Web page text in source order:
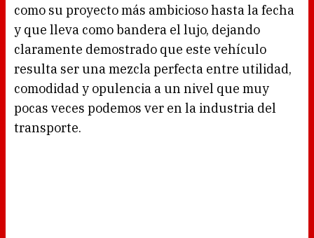
como su proyecto más ambicioso hasta la fecha
y que lleva como bandera el lujo, dejando
claramente demostrado que este vehículo
resulta ser una mezcla perfecta entre utilidad,
comodidad y opulencia a un nivel que muy
pocas veces podemos ver en la industria del
transporte.